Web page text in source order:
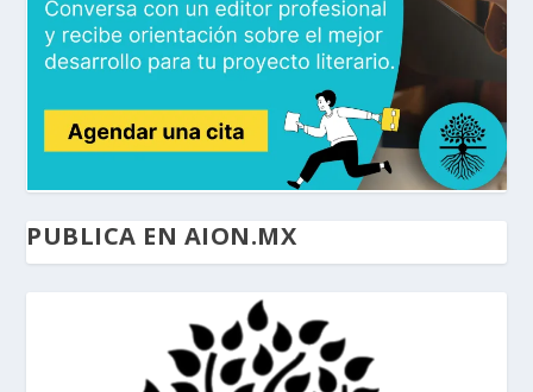
PUBLICA EN AION.MX